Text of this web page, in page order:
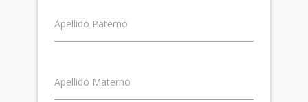
Apellido Paterno
Apellido Materno